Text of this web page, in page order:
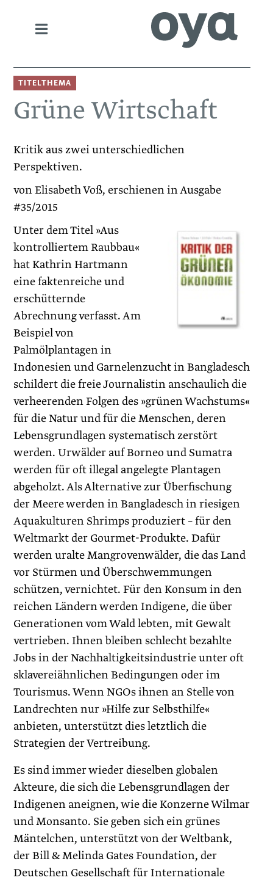
TITELTHEMA
Grüne Wirtschaft
Kritik aus zwei unterschiedlichen
Perspektiven.
von Elisabeth Voß, erschienen in Ausgabe
#35/2015
Unter dem Titel »Aus
kontrolliertem Raubbau«
hat Kathrin Hartmann
eine faktenreiche und
erschütternde
Abrechnung verfasst. Am
Beispiel von
Palmölplantagen in
Indonesien und Garnelenzucht in Bangladesch
schildert die freie Journalistin anschaulich die
verheerenden Folgen des »grünen Wachstums«
für die Natur und für die Menschen, deren
Lebensgrundlagen systematisch zerstört
werden. Urwälder auf Borneo und Sumatra
werden für oft illegal angelegte Plantagen
abgeholzt. Als Alternative zur Über­fischung
der Meere werden in Bangladesch in riesigen
Aquakulturen Shrimps produziert – für den
Weltmarkt der Gourmet-Produkte. Dafür
werden uralte Mangrovenwälder, die das Land
vor Stürmen und Überschwemmungen
schützen, vernichtet. Für den Konsum in den
reichen Ländern werden Indige­ne, die über
Generationen vom Wald lebten, mit Gewalt
vertrieben. Ihnen bleiben schlecht bezahlte
Jobs in der Nachhaltigkeitsindustrie unter oft
sklavereiähnlichen Bedingungen oder im
Tourismus. Wenn NGOs ihnen an Stelle von
Landrechten nur »Hilfe zur Selbsthilfe«
anbieten, unterstützt dies letztlich die
Strategien der Vertreibung.
Es sind immer wieder dieselben globalen
Akteure, die sich die Lebensgrundlagen der
Indigenen aneignen, wie die Konzerne Wilmar
und Monsanto. Sie geben sich ein grünes
Mäntelchen, unterstützt von der Weltbank,
der Bill & Melinda Gates Foundation, der
Deutschen Gesellschaft für Internationale